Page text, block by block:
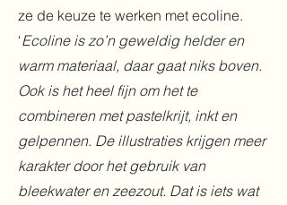
ze de keuze te werken met ecoline.
‘Ecoline is zo’n geweldig helder en
warm materiaal, daar gaat niks boven.
Ook is het heel fijn om het te
combineren met pastelkrijt, inkt en
gelpennen. De illustraties krijgen meer
karakter door het gebruik van
bleekwater en zeezout. Dat is iets wat